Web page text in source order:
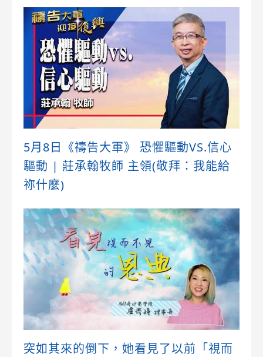
5月8日《禱告大軍》 恐懼驅動VS.信心
驅動 | 莊承翰牧師 主領(敬拜：我能給
祢什麼)
突如其來的倒下，她看見了以前「視而